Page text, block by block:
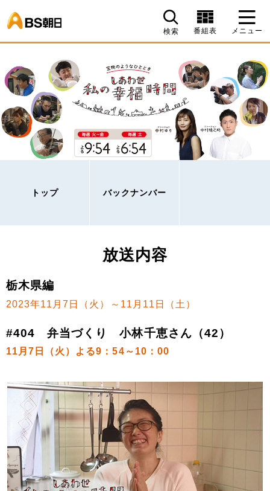
検索 番組表 メニュー
トップ バックナンバー
放送内容
栃木県編
2023年11月7日（火）～11月11日（土）
#404 弁当づくり 小林千恵さん（42）
11月7日（火）よる9：54～10：00